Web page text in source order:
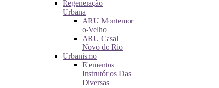
Regeneração
Urbana
ARU Montemor-
o-Velho
ARU Casal
Novo do Rio
Urbanismo
Elementos
Instrutórios Das
Diversas